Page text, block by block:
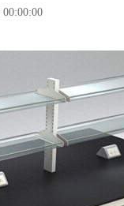
00:00:00